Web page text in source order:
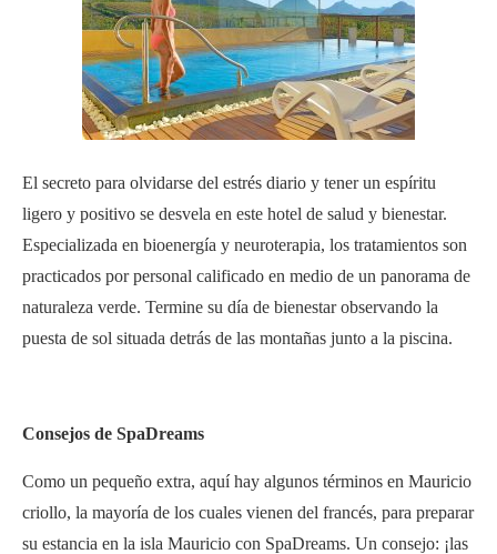
El secreto para olvidarse del estrés diario y tener un espíritu
ligero y positivo se desvela en este hotel de salud y bienestar.
Especializada en bioenergía y neuroterapia, los tratamientos son
practicados por personal calificado en medio de un panorama de
naturaleza verde. Termine su día de bienestar observando la
puesta de sol situada detrás de las montañas junto a la piscina.
Consejos de SpaDreams
Como un pequeño extra, aquí hay algunos términos en Mauricio
criollo, la mayoría de los cuales vienen del francés, para preparar
su estancia en la isla Mauricio con SpaDreams. Un consejo: ¡las